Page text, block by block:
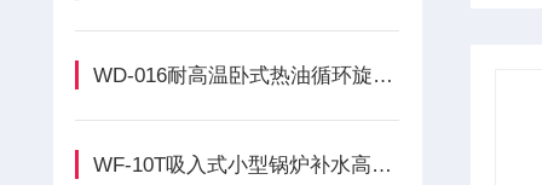
WD-016耐高温卧式热油循环旋涡泵的规范安装方法分享
WF-10T吸入式小型锅炉补水高温热水循环泵的定期维护保养方法